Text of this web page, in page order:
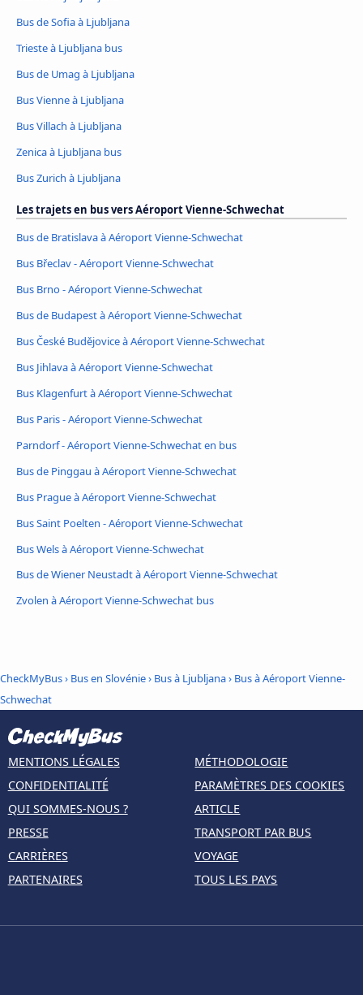
Bus de Sofia à Ljubljana
Trieste à Ljubljana bus
Bus de Umag à Ljubljana
Bus Vienne à Ljubljana
Bus Villach à Ljubljana
Zenica à Ljubljana bus
Bus Zurich à Ljubljana
Les trajets en bus vers Aéroport Vienne-Schwechat
Bus de Bratislava à Aéroport Vienne-Schwechat
Bus Břeclav - Aéroport Vienne-Schwechat
Bus Brno - Aéroport Vienne-Schwechat
Bus de Budapest à Aéroport Vienne-Schwechat
Bus České Budějovice à Aéroport Vienne-Schwechat
Bus Jihlava à Aéroport Vienne-Schwechat
Bus Klagenfurt à Aéroport Vienne-Schwechat
Bus Paris - Aéroport Vienne-Schwechat
Parndorf - Aéroport Vienne-Schwechat en bus
Bus de Pinggau à Aéroport Vienne-Schwechat
Bus Prague à Aéroport Vienne-Schwechat
Bus Saint Poelten - Aéroport Vienne-Schwechat
Bus Wels à Aéroport Vienne-Schwechat
Bus de Wiener Neustadt à Aéroport Vienne-Schwechat
Zvolen à Aéroport Vienne-Schwechat bus
CheckMyBus› Bus en Slovénie› Bus à Ljubljana› Bus à Aéroport Vienne-
Schwechat
MENTIONS LÉGALES
CONFIDENTIALITÉ
QUI SOMMES-NOUS ?
PRESSE
CARRIÈRES
PARTENAIRES
MÉTHODOLOGIE
PARAMÈTRES DES COOKIES
ARTICLE
TRANSPORT PAR BUS
VOYAGE
TOUS LES PAYS